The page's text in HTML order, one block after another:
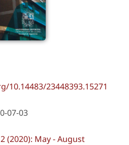
10.14483/23448393.15271
07-03
(2020): May - August